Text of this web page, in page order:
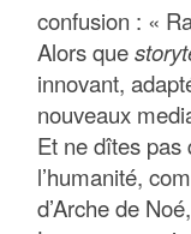
confusion : «
Alors que
innovant,
nouveaux
Et ne dîtes pas
l’humanité,
d’Arche de